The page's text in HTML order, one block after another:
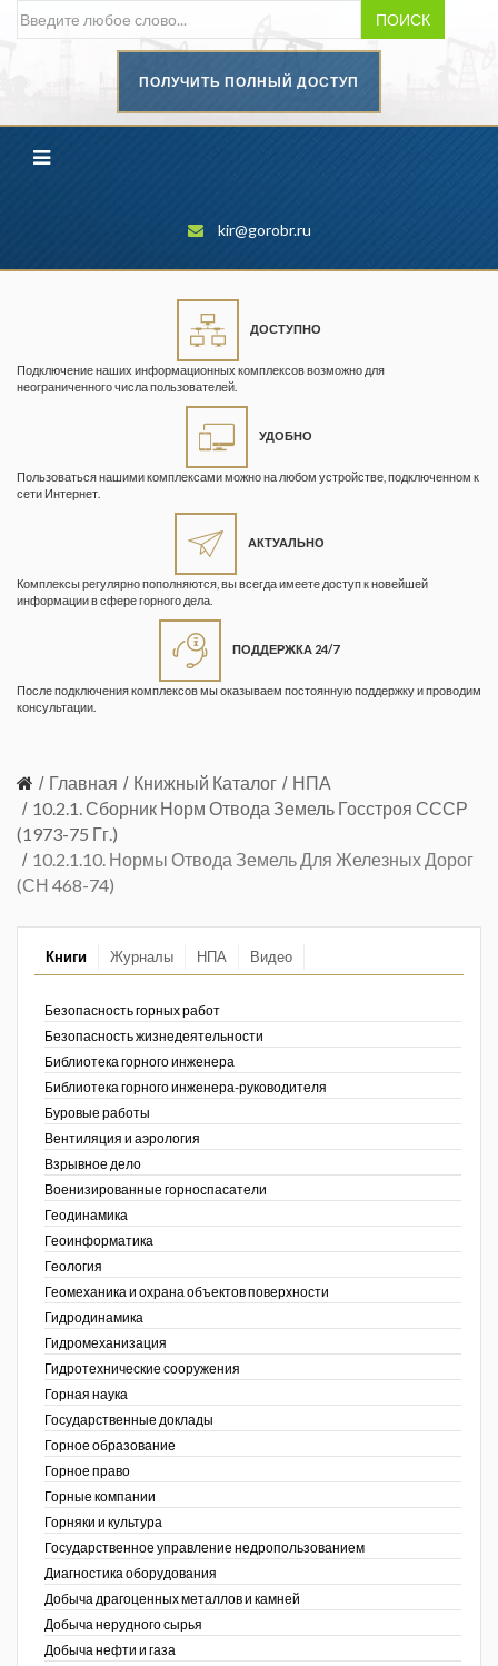
ПОИСК
ПОЛУЧИТЬ ПОЛНЫЙ ДОСТУП
kir@gorobr.ru
ДОСТУПНО
Подключение наших информационных комплексов возможно для
неограниченного числа пользователей.
УДОБНО
Пользоваться нашими комплексами можно на любом устройстве, подключенном к
сети Интернет.
АКТУАЛЬНО
Комплексы регулярно пополняются, вы всегда имеете доступ к новейшей
информации в сфере горного дела.
ПОДДЕРЖКА 24/7
После подключения комплексов мы оказываем постоянную поддержку и проводим
консультации.
Главная Книжный Каталог
НПА
10.2.1. Сборник Норм Отвода Земель Госстроя СССР
(1973-75 Гг.)
10.2.1.10. Нормы Отвода Земель Для Железных Дорог
(СН 468-74)
Книги Журналы НПА Видео
Безопасность горных работ
Безопасность жизнедеятельности
Библиотека горного инженера
Библиотека горного инженера-руководителя
Буровые работы
Вентиляция и аэрология
Взрывное дело
Военизированные горноспасатели
Геодинамика
Геоинформатика
Геология
Геомеханика и охрана объектов поверхности
Гидродинамика
Гидромеханизация
Гидротехнические сооружения
Горная наука
Государственные доклады
Горное образование
Горное право
Горные компании
Горняки и культура
Государственное управление недропользованием
Диагностика оборудования
Добыча драгоценных металлов и камней
Добыча нерудного сырья
Добыча нефти и газа
промышленности
Геопрофи
Горнопромышленные ведомости
Кузбасса. Информационный
безопасность»
Информационный бюллетень
атомному надзору
Информация и космос
Маркшейдерия и недропользование
Нефтегазовые технологии
Нефтегазовая вертикаль
Разведка и охрана недр
Сибирский форум
Стандарт качества
Уголь Кузбасса
Химагрегаты